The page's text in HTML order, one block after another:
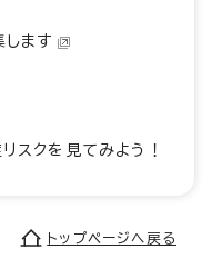
ます
スクを見てみよう！
トップページへ戻る